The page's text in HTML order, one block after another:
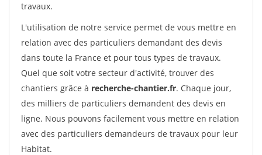
travaux.
L'utilisation de notre service permet de vous mettre en
relation avec des particuliers demandant des devis
dans toute la France et pour tous types de travaux.
Quel que soit votre secteur d'activité, trouver des
chantiers grâce à recherche-chantier.fr. Chaque jour,
des milliers de particuliers demandent des devis en
ligne. Nous pouvons facilement vous mettre en relation
avec des particuliers demandeurs de travaux pour leur
Habitat.